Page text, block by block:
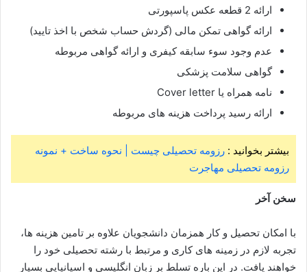
ارائه 2 قطعه عکس پاسپورتی
ارائه گواهی تمکن مالی (گردش حساب شخص با اخذ تایید)
عدم وجود سوء سابقه کیفری و ارائه گواهی مربوطه
گواهی سلامت پزشکی
نامه همراه یا Cover letter
ارائه رسید پرداخت هزینه های مربوطه
بیشتر بخوانید : رزومه تحصیلی چیست | نحوه ساخت + نمونه
رزومه تحصیلی مهاجرت
سخن آخر
با امکان تحصیل و کار همزمان دانشجویان علاوه بر تامین هزینه ها،
تجربه لازم در زمینه های کاری و مرتبط با رشته تحصیلی خود را
خواهند یافت. در این باره تسلط بر زبان انگلیسی و اسپانیایی بسیار